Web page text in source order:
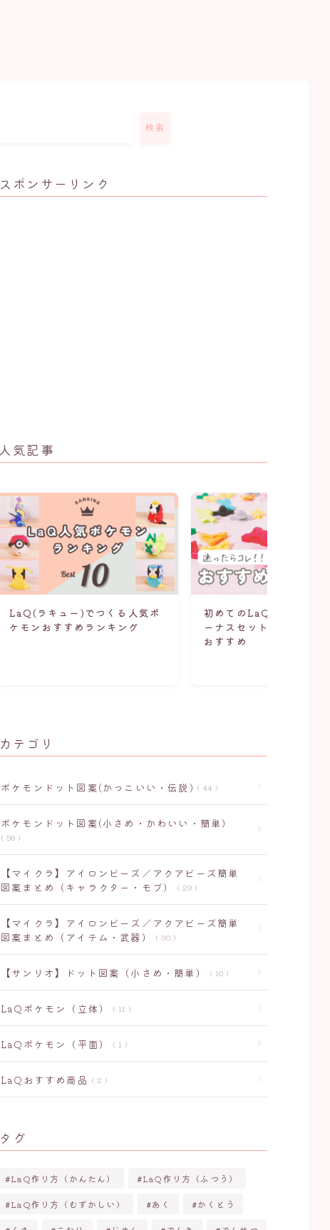
検索
スポンサーリンク
人気記事
LaQ(ラキュー)でつくる人気ポ
ケモンおすすめランキング
初めてのLaQ(ラキュー)
ーナスセット、ふるさと
おすすめ
カテゴリ
ポケモンドット図案(かっこいい・伝説) 44
ポケモンドット図案(小さめ・かわいい・簡単)
58
【マイクラ】アイロンビーズ／アクアビーズ簡単
図案まとめ（キャラクター・モブ）
29
【マイクラ】アイロンビーズ／アクアビーズ簡単
図案まとめ（アイテム・武器）
30
【サンリオ】ドット図案（小さめ・簡単） 10
LaQポケモン（立体） 11
LaQポケモン（平面） 1
LaQおすすめ商品 2
タグ
LaQ作り方（かんたん） LaQ作り方（ふつう）
LaQ作り方（むずかしい） あく かくとう